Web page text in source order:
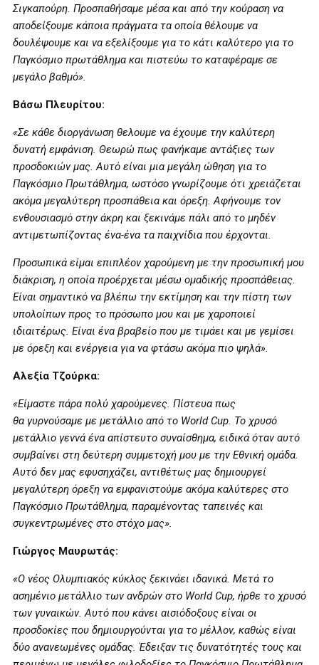
Σιγκαπούρη. Προσπαθήσαμε μέσα και από την κούραση να
αποδείξουμε κάποια πράγματα τα οποία θέλουμε να
δουλέψουμε και να εξελίξουμε για το κάτι καλύτερο για το
Παγκόσμιο πρωτάθλημα και πιστεύω το καταφέραμε σε
μεγάλο βαθμό».
Βάσω Πλευρίτου:
«Σε κάθε διοργάνωση θελουμε να έχουμε την καλύτερη
δυνατή εμφάνιση. Θεωρώ πως φανήκαμε αντάξιες των
προσδοκιών μας. Αυτό είναι μια μεγάλη ώθηση για το
Παγκόσμιο Πρωτάθλημα, ωστόσο γνωρίζουμε ότι χρειάζεται
ακόμα μεγαλύτερη προσπάθεια και όρεξη. Αφήνουμε τον
ενθουσιασμό στην άκρη και ξεκινάμε πάλι από το μηδέν
αντιμετωπίζοντας ένα-ένα τα παιχνίδια που έρχονται.
Προσωπικά είμαι επιπλέον χαρούμενη με την προσωπική μου
διάκριση, η οποία προέρχεται μέσω ομαδικής προσπάθειας.
Είναι σημαντικό να βλέπω την εκτίμηση και την πίστη των
υπολοίπων προς το πρόσωπο μου και με χαροποιεί
ιδιαιτέρως. Είναι ένα βραβείο που με τιμάει και με γεμίσει
με όρεξη και ενέργεια για να φτάσω ακόμα πιο ψηλά».
Αλεξία Τζούρκα:
«Είμαστε πάρα πολύ χαρούμενες. Πίστευα πως
θα γυρνούσαμε με μετάλλιο από το World Cup. Το χρυσό
μετάλλιο γεννά ένα απίστευτο συναίσθημα, ειδικά όταν αυτό
συμβαίνει στη δεύτερη συμμετοχή μου με την Εθνική ομάδα.
Αυτό δεν μας εφυσηχάζει, αντιθέτως μας δημιουργεί
μεγαλύτερη όρεξη να εμφανιστούμε ακόμα καλύτερες στο
Παγκόσμιο Πρωτάθλημα, παραμένοντας ταπεινές και
συγκεντρωμένες στο στόχο μας».
Γιώργος Μαυρωτάς:
«Ο νέος Ολυμπιακός κύκλος ξεκινάει ιδανικά. Μετά το
ασημένιο μετάλλιο των ανδρών στο World Cup, ήρθε το χρυσό
των γυναικών. Αυτό που κάνει αισιόδοξους είναι οι
προσδοκίες που δημιουργούνται για το μέλλον, καθώς είναι
δύο ανανεωμένες ομάδας. Έδειξαν τις δυνατότητές τους και